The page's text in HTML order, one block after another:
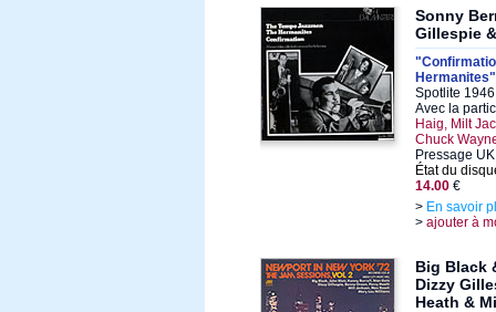
Sonny
Gillespie
Hermanites"
Spotlite
Avec la
Haig, Milt
Chuck
Pressage UK
État du
14.00 €
> En savoir
> ajouter à
Big Black
Dizzy
Heath &